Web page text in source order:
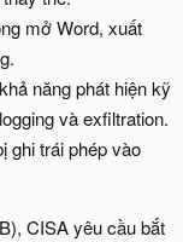
mở Word, xuất
năng phát hiện kỹ
và exfiltration.
ghi trái phép vào
CISA yêu cầu bắt